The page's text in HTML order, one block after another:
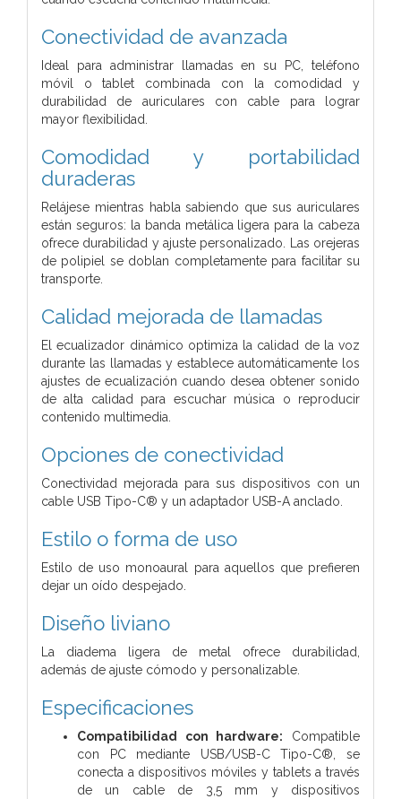
Conectividad de avanzada
Ideal para administrar llamadas en su PC, teléfono
móvil o tablet combinada con la comodidad y
durabilidad de auriculares con cable para lograr
mayor flexibilidad.
Comodidad y portabilidad
duraderas
Relájese mientras habla sabiendo que sus auriculares
están seguros: la banda metálica ligera para la cabeza
ofrece durabilidad y ajuste personalizado. Las orejeras
de polipiel se doblan completamente para facilitar su
transporte.
Calidad mejorada de llamadas
El ecualizador dinámico optimiza la calidad de la voz
durante las llamadas y establece automáticamente los
ajustes de ecualización cuando desea obtener sonido
de alta calidad para escuchar música o reproducir
contenido multimedia.
Opciones de conectividad
Conectividad mejorada para sus dispositivos con un
cable USB Tipo-C® y un adaptador USB-A anclado.
Estilo o forma de uso
Estilo de uso monoaural para aquellos que prefieren
dejar un oído despejado.
Diseño liviano
La diadema ligera de metal ofrece durabilidad,
además de ajuste cómodo y personalizable.
Especificaciones
Compatibilidad con hardware: Compatible
con PC mediante USB/USB-C Tipo-C®, se
conecta a dispositivos móviles y tablets a través
de un cable de 3,5 mm y dispositivos